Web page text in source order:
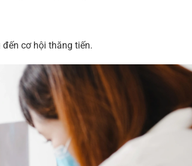
cơ hội thăng tiến.